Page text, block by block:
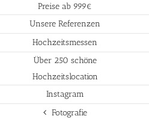
Preise ab 999€
Unsere Referenzen
Hochzeitsmessen
Über 250 schöne
Hochzeitslocation
Instagram
Fotografie